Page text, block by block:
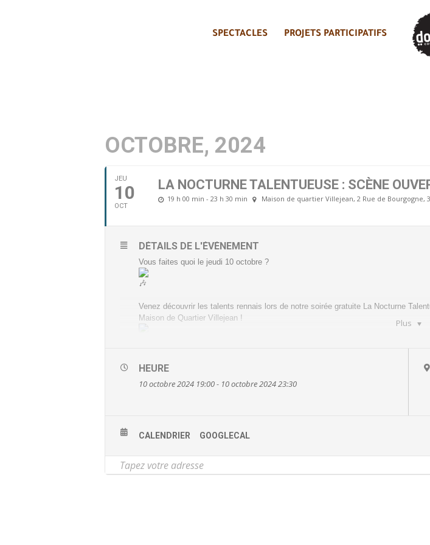
SPECTACLES PROJETS PARTICIPATIFS
OCTOBRE, 2024
JEU
10
OCT
LA NOCTURNE TALENTUEUSE : SCÈNE
19 h 00 min - 23 h 30 min Maison de quartier Villejean, 2 Rue de Bourgogne,
Plus
DÉTAILS DE L'ÉVÈNEMENT
Vous faites quoi le jeudi 10 octobre ?
Venez découvrir les talents rennais lors de notre soirée gratuite La Nocturne
Maison de Quartier Villejean !
Elle s’inscrit dans le dispositif Rennes de La Nuit, qui permet de mettre en place
artistes émergent.e.s venu.e.s vous présenter leur musique et des groupes de la
LA PROGRAMMATION
Le SAS
LBLK
HEURE
10 octobre 2024 19:00 - 10 octobre 2024 23:30
CALENDRIER GOOGLECAL